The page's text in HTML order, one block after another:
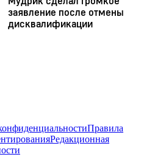
Правила
Редакционная